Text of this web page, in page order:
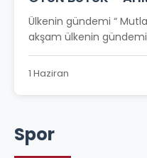
Ülkenin gündemi “
akşam ülkenin gündemi
1 Haziran
Spor